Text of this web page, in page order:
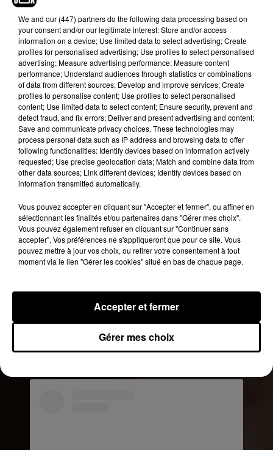
Voir cette publication sur Instagram
signal lost_ #nsos #dcntd #disconnected
Une publication partagée parDCNTD_OFFICIAL®
#disconnected
Une publication partagée parDCNTD_OFFICIAL®
We and our (447) partnersdo the following data processing based on
your consent and/or our legitimate interest: Store and/or access
information on a device; Use limited data to select advertising; Create
profiles for personalised advertising; Use profiles to select personalised
advertising; Measure advertising performance; Measure content
performance; Understand audiences through statistics or combinations
of data from different sources; Develop and improve services; Create
profiles to personalise content; Use profiles to select personalised
content; Use limited data to select content; Ensure security, prevent and
detect fraud, and fix errors; Deliver and present advertising and content;
Save and communicate privacy choices. These technologies may
process personal data such as IP address and browsing data to offer
following functionalities: Identify devices based on information actively
requested; Use precise geolocation data; Match and combine data from
other data sources; Link different devices; Identify devices based on
information transmitted automatically.
Vous pouvez accepter en cliquant sur "Accepter et fermer", ou affiner en
sélectionnant les finalités et/ou partenaires dans "Gérer mes choix".
Vous pouvez également refuser en cliquant sur "Continuer sans
accepter". Vos préférences ne s'appliqueront que pour ce site. Vous
pouvez mettre à jour vos choix, ou retirer votre consentement à tout
moment via le lien "Gérer les cookies" situé en bas de chaque page.
Gérer mes choix
Accepter et fermer